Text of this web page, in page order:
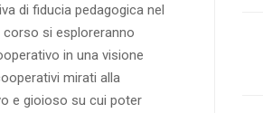
di fiducia pedagogica nel
corso si esploreranno
in una visione
mirati alla
e gioioso su cui poter